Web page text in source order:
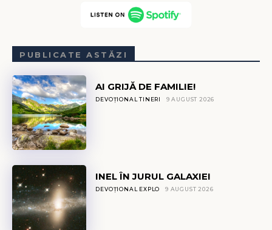
PUBLICATE ASTĂZI
AI GRIJĂ DE FAMILIE!
DEVOȚIONAL TINERI 9 AUGUST 2026
INEL ÎN JURUL GALAXIEI
DEVOȚIONAL EXPLO 9 AUGUST 2026